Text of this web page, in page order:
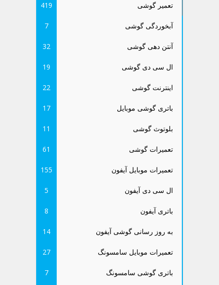
تعمیر گوشی 419
آبخوردگی گوشی 7
آنتن دهی گوشی 32
ال سی دی گوشی 19
اینترنت گوشی 22
باتری گوشی موبایل 17
بلوتوث گوشی 11
تعمیرات گوشی 61
تعمیرات موبایل آیفون 155
ال سی دی آیفون 5
باتری آیفون 8
به روز رسانی گوشی آیفون 14
تعمیرات موبایل سامسونگ 27
باتری گوشی سامسونگ 7